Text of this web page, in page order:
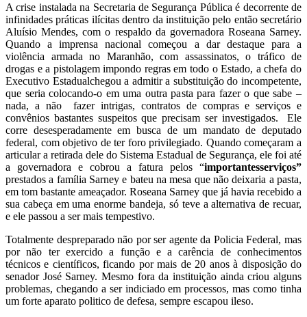
A crise instalada na Secretaria de Segurança Pública é decorrente de
infinidades práticas ilícitas dentro da instituição pelo então secretário
Aluísio Mendes, com o respaldo da governadora Roseana Sarney.
Quando a imprensa nacional começou a dar destaque para a
violência armada no Maranhão, com assassinatos, o tráfico de
drogas e a pistolagem impondo regras em todo o Estado, a chefa do
Executivo Estadualchegou a admitir a substituição do incompetente,
que seria colocando-o em uma outra pasta para fazer o que sabe –
nada, a não fazer intrigas, contratos de compras e serviços e
convênios bastantes suspeitos que precisam ser investigados. Ele
corre desesperadamente em busca de um mandato de deputado
federal, com objetivo de ter foro privilegiado. Quando começaram a
articular a retirada dele do Sistema Estadual de Segurança, ele foi até
a governadora e cobrou a fatura pelos “importantesserviços”
prestados a família Sarney e bateu na mesa que não deixaria a pasta,
em tom bastante ameaçador. Roseana Sarney que já havia recebido a
sua cabeça em uma enorme bandeja, só teve a alternativa de recuar,
e ele passou a ser mais tempestivo.
Totalmente despreparado não por ser agente da Policia Federal, mas
por não ter exercido a função e a carência de conhecimentos
técnicos e científicos, ficando por mais de 20 anos à disposição do
senador José Sarney. Mesmo fora da instituição ainda criou alguns
problemas, chegando a ser indiciado em processos, mas como tinha
um forte aparato politico de defesa, sempre escapou ileso.